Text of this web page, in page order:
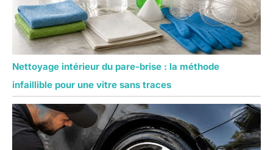
Nettoyage intérieur du pare-brise : la méthode
infaillible pour une vitre sans traces